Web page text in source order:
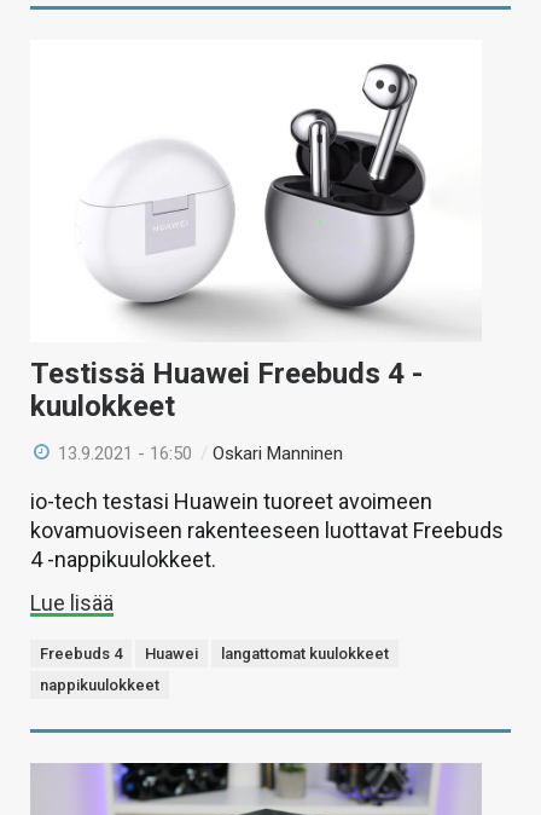
Testissä Huawei Freebuds 4 -
kuulokkeet
13.9.2021 - 16:50 /Oskari Manninen
io-tech testasi Huawein tuoreet avoimeen
kovamuoviseen rakenteeseen luottavat Freebuds
4 -nappikuulokkeet.
Lue lisää
Freebuds 4 Huawei
langattomat kuulokkeet
nappikuulokkeet